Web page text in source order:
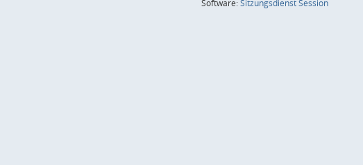
Software:SitzungsdienstSession(Wird in